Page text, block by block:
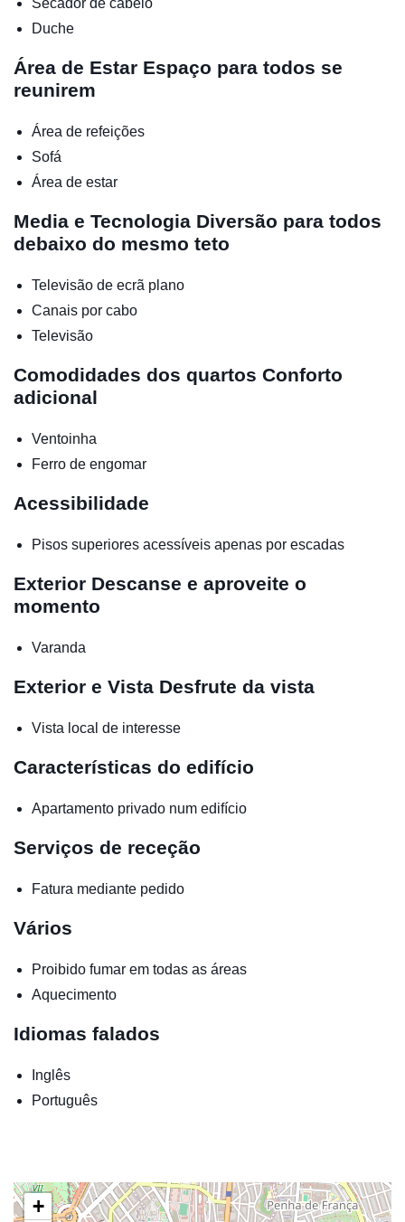
Secador de cabelo
Duche
Área de Estar Espaço para todos se
reunirem
Área de refeições
Sofá
Área de estar
Media e Tecnologia Diversão para todos
debaixo do mesmo teto
Televisão de ecrã plano
Canais por cabo
Televisão
Comodidades dos quartos Conforto
adicional
Ventoinha
Ferro de engomar
Acessibilidade
Pisos superiores acessíveis apenas por escadas
Exterior Descanse e aproveite o
momento
Varanda
Exterior e Vista Desfrute da vista
Vista local de interesse
Características do edifício
Apartamento privado num edifício
Serviços de receção
Fatura mediante pedido
Vários
Proibido fumar em todas as áreas
Aquecimento
Idiomas falados
Inglês
Português
+